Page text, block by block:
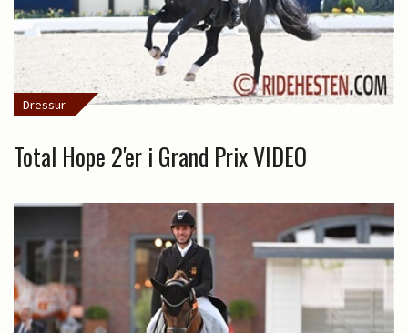
Dressur
Total Hope 2'er i Grand Prix VIDEO